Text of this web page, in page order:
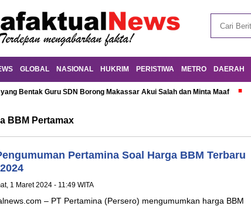
GLOBAL NASIONAL HUKRIM PERISTIWA METRO DAERAH
Bentak Guru SDN Borong Makassar Akui Salah dan Minta Maaf
BBM Pertamax
Pertamina Soal Harga BBM Terbaru
1 Maret 2024 - 11:49 WITA
– PT Pertamina (Persero) mengumumkan harga BBM